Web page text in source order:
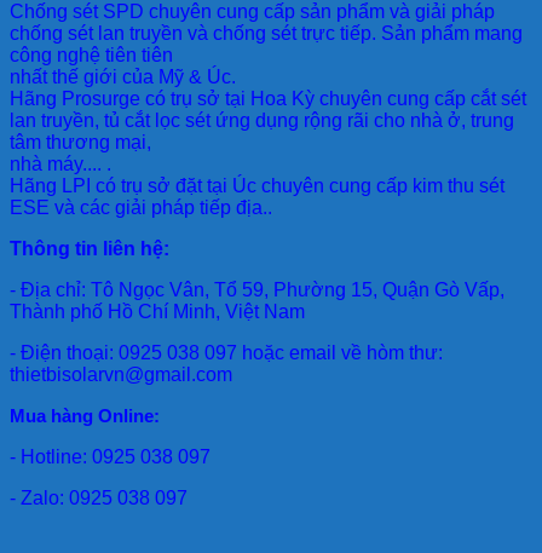
Chống sét SPD chuyên cung cấp sản phẩm và giải pháp
chống sét lan truyền và chống sét trực tiếp. Sản phẩm mang
công nghệ tiên tiên
nhất thế giới của Mỹ & Úc.
Hãng Prosurge có trụ sở tại Hoa Kỳ chuyên cung cấp cắt sét
lan truyền, tủ cắt lọc sét ứng dụng rộng rãi cho nhà ở, trung
tâm thương mại,
nhà máy.... .
Hãng LPI có trụ sở đặt tại Úc chuyên cung cấp kim thu sét
ESE và các giải pháp tiếp địa..
Thông tin liên hệ:
- Địa chỉ: Tô Ngọc Vân, Tổ 59, Phường 15, Quận Gò Vấp,
Thành phố Hồ Chí Minh, Việt Nam
- Điện thoại: 0925 038 097 hoặc email về hòm thư:
thietbisolarvn@gmail.com
Mua hàng Online:
- Hotline: 0925 038 097
- Zalo: 0925 038 097